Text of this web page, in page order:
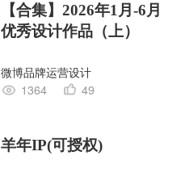
【合集】2026年1月-6月
优秀设计作品（上）
微博品牌运营设计
1364
49
羊年IP(可授权)